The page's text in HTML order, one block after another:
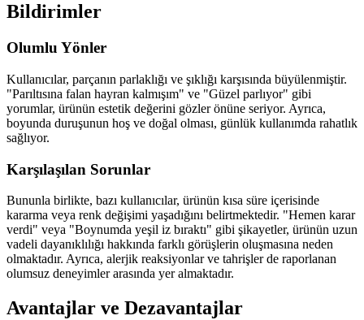
Bildirimler
Olumlu Yönler
Kullanıcılar, parçanın parlaklığı ve şıklığı karşısında büyülenmiştir.
"Parıltısına falan hayran kalmışım" ve "Güzel parlıyor" gibi
yorumlar, ürünün estetik değerini gözler önüne seriyor. Ayrıca,
boyunda duruşunun hoş ve doğal olması, günlük kullanımda rahatlık
sağlıyor.
Karşılaşılan Sorunlar
Bununla birlikte, bazı kullanıcılar, ürünün kısa süre içerisinde
kararma veya renk değişimi yaşadığını belirtmektedir. "Hemen karar
verdi" veya "Boynumda yeşil iz bıraktı" gibi şikayetler, ürünün uzun
vadeli dayanıklılığı hakkında farklı görüşlerin oluşmasına neden
olmaktadır. Ayrıca, alerjik reaksiyonlar ve tahrişler de raporlanan
olumsuz deneyimler arasında yer almaktadır.
Avantajlar ve Dezavantajlar